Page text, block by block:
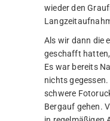
wieder den
Als wir dann die
geschafft
Es war bereits
nichts
schwere
Bergauf gehen.